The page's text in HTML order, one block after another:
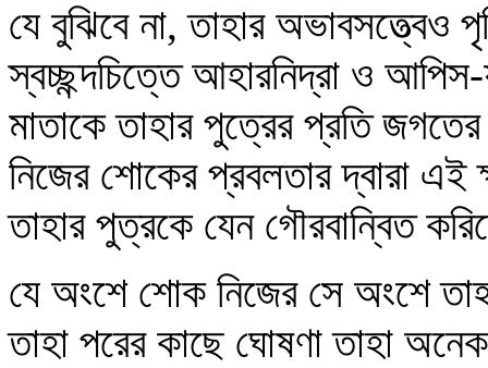
যে বুঝিবে না, তাহার
স্বচ্ছন্দচিত্তে আহারনিদ্রা ও
মাতাকে তাহার পুত্রের প্রতি
নিজের শোকের প্রবলতার দ্বারা এই
তাহার পুত্রকে যেন গৌরবান্বিত
যে অংশে শোক নিজের সে অংশে
তাহা পরের কাছে ঘোষণা তাহা